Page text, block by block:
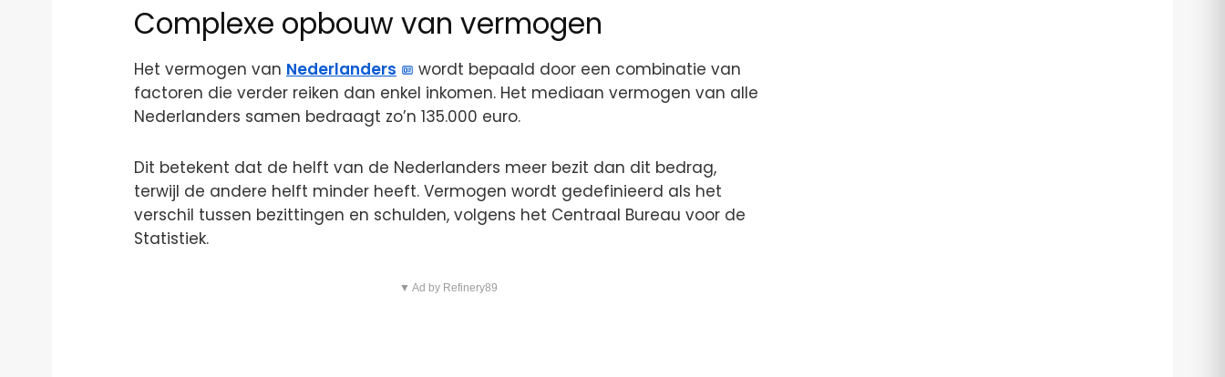
Complexe opbouw van vermogen
Het vermogen van Nederlanders
wordt bepaald door een combinatie van
factoren die verder reiken dan enkel inkomen. Het mediaan vermogen van alle
Nederlanders samen bedraagt zo’n 135.000 euro.
Dit betekent dat de helft van de Nederlanders meer bezit dan dit bedrag,
terwijl de andere helft minder heeft. Vermogen wordt gedefinieerd als het
verschil tussen bezittingen en schulden, volgens het Centraal Bureau voor de
Statistiek.
▼ Ad by Refinery89